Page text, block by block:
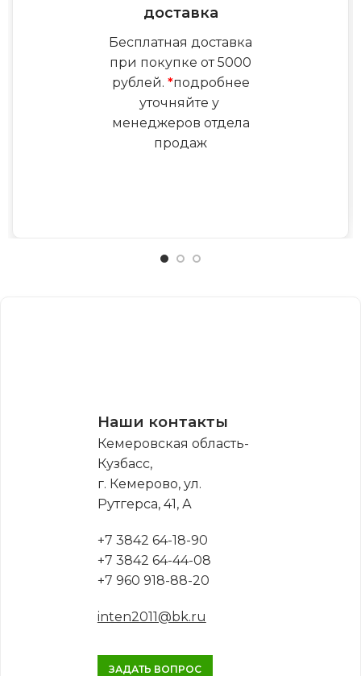
доставка
Бесплатная доставка
при покупке от 5000
рублей. *подробнее
уточняйте у
менеджеров отдела
продаж
Наши контакты
Кемеровская область-
Кузбасс,
г. Кемерово, ул.
Рутгерса, 41, А
+7 3842 64-18-90
+7 3842 64-44-08
+7 960 918-88-20
inten2011@bk.ru
ЗАДАТЬ ВОПРОС